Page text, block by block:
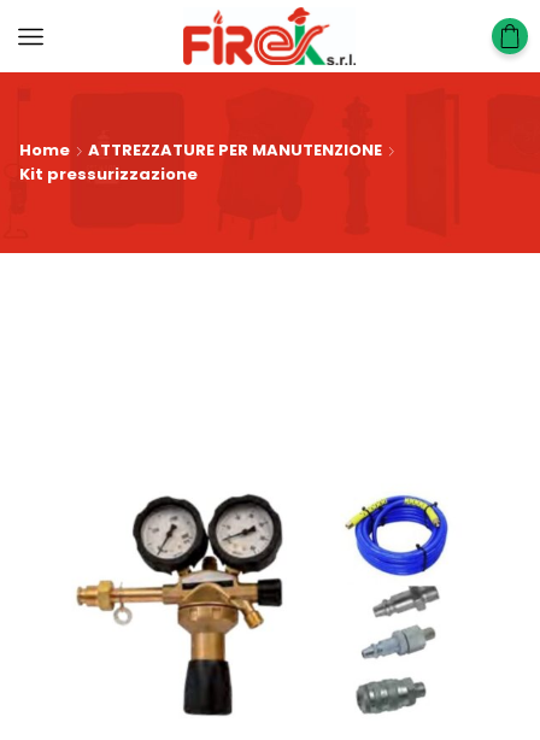
Home
ATTREZZATURE PER MANUTENZIONE
Kit pressurizzazione